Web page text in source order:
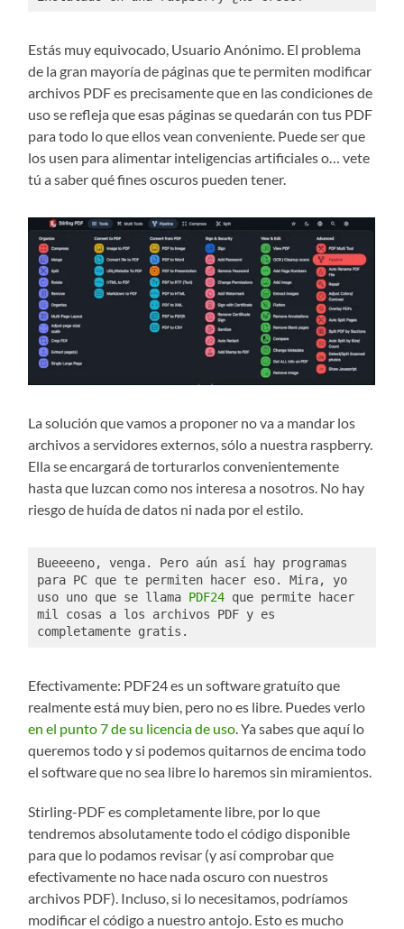
Estás muy equivocado, Usuario Anónimo. El problema
de la gran mayoría de páginas que te permiten modificar
archivos PDF es precisamente que en las condiciones de
uso se refleja que esas páginas se quedarán con tus PDF
para todo lo que ellos vean conveniente. Puede ser que
los usen para alimentar inteligencias artificiales o… vete
tú a saber qué fines oscuros pueden tener.
La solución que vamos a proponer no va a mandar los
archivos a servidores externos, sólo a nuestra raspberry.
Ella se encargará de torturarlos convenientemente
hasta que luzcan como nos interesa a nosotros. No hay
riesgo de huída de datos ni nada por el estilo.
Bueeeeno, venga. Pero aún así hay programas
para PC que te permiten hacer eso. Mira, yo
uso uno que se llama PDF24 que permite hacer
mil cosas a los archivos PDF y es
completamente gratis.
Efectivamente: PDF24 es un software gratuíto que
realmente está muy bien, pero no es libre. Puedes verlo
en el punto 7 de su licencia de uso . Ya sabes que aquí lo
queremos todo y si podemos quitarnos de encima todo
el software que no sea libre lo haremos sin miramientos.
Stirling-PDF es completamente libre, por lo que
tendremos absolutamente todo el código disponible
para que lo podamos revisar (y así comprobar que
efectivamente no hace nada oscuro con nuestros
archivos PDF). Incluso, si lo necesitamos, podríamos
modificar el código a nuestro antojo. Esto es mucho